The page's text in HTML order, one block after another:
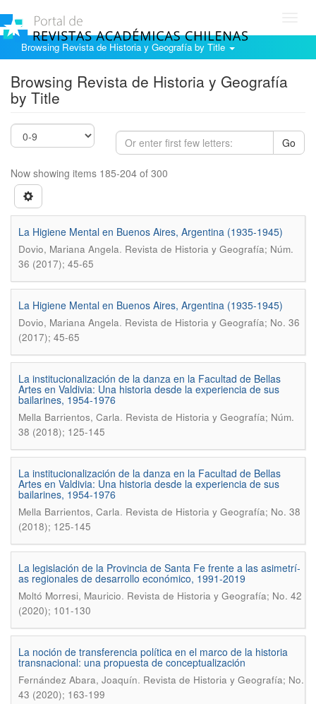
Browsing Revista de Historia y Geografía by Title
Browsing Revista de Historia y Geografía
by Title
Go
Now showing items 185-204 of 300
La Higiene Mental en Buenos Aires, Argentina (1935-1945)
Dovio, Mariana Angela. Revista de Historia y Geografía; Núm.
36 (2017); 45-65
La Higiene Mental en Buenos Aires, Argentina (1935-1945)
Dovio, Mariana Angela. Revista de Historia y Geografí­a; No. 36
(2017); 45-65
La institucionalización de la danza en la Facultad de Bellas
Artes en Valdivia: Una historia desde la experiencia de sus
bailarines, 1954-1976
Mella Barrientos, Carla. Revista de Historia y Geografía; Núm.
38 (2018); 125-145
La institucionalización de la danza en la Facultad de Bellas
Artes en Valdivia: Una historia desde la experiencia de sus
bailarines, 1954-1976
Mella Barrientos, Carla. Revista de Historia y Geografí­a; No. 38
(2018); 125-145
La legislación de la Provincia de Santa Fe frente a las asimetrí­
as regionales de desarrollo económico, 1991-2019
Moltó Morresi, Mauricio. Revista de Historia y Geografí­a; No. 42
(2020); 101-130
La noción de transferencia polí­tica en el marco de la historia
transnacional: una propuesta de conceptualización
Fernández Abara, Joaquí­n. Revista de Historia y Geografí­a; No.
43 (2020); 163-199